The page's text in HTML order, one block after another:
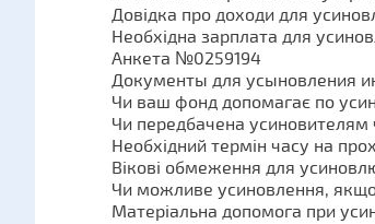
Довідка про доходи для
Необхідна зарплата для
Анкета №0259194
Документы для усыновления
Чи ваш фонд допомагає по
Чи передбачена усиновителям
Необхідний термін часу на
Вікові обмеження для
Чи можливе усиновлення,
Матеріальна допомога при